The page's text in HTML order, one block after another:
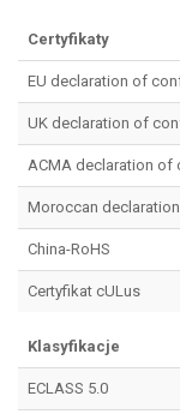
Certyfikaty
EU declaration of
UK declaration of
ACMA declaration of
Moroccan
China-RoHS
Certyfikat cULus
Klasyfikacje
ECLASS 5.0